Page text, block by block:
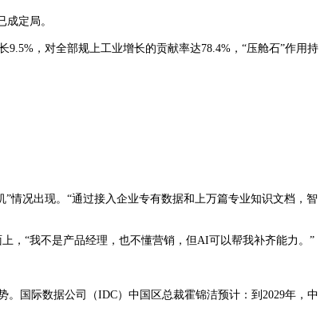
定局。
，对全部规上工业增长的贡献率达78.4%，“压舱石”作用持
况出现。“通过接入企业专有数据和上万篇专业知识文档，智
“我不是产品经理，也不懂营销，但AI可以帮我补齐能力。”
国际数据公司（IDC）中国区总裁霍锦洁预计：到2029年，中